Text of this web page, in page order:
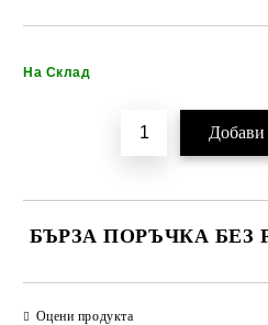
На Склад
БЪРЗА ПОРЪЧКА БЕЗ
Оцени продукта